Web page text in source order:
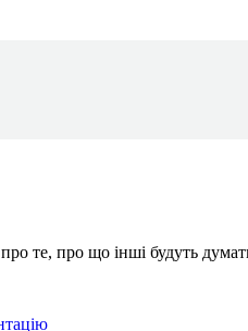
те, про що інші будуть